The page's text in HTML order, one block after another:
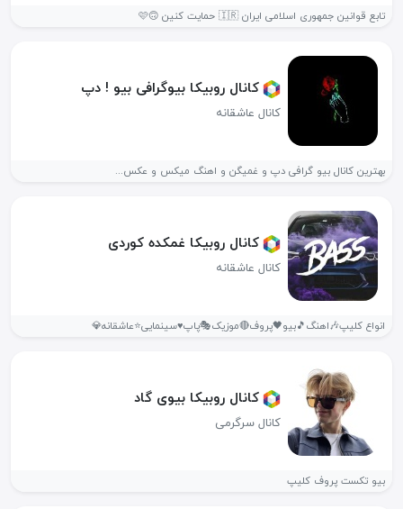
تابع قوانین جمهوری اسلامی ایران 🇮🇷 حمایت کنین 🙃🩷
کانال روبیکا بیوگرافی بیو ! دپ
کانال عاشقانه
بهترین کانال بیو گرافی دپ و غمیگن و اهنگ میکس و عکس...
کانال روبیکا غمکده کوردی
کانال عاشقانه
انواع کلیپ🎶اهنگ🎵بیو🖤پروف🔴موزیک‌🎭پاپ♥️سینمایی⭐عاشقانه💎
کانال روبیکا بیوی گاد
کانال سرگرمی
بیو تکست پروف کلیپ